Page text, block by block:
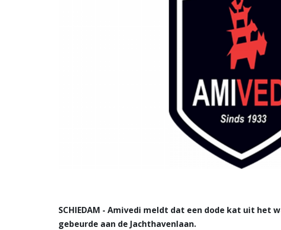
SCHIEDAM - Amivedi meldt dat een dode kat uit het
gebeurde aan de Jachthavenlaan.